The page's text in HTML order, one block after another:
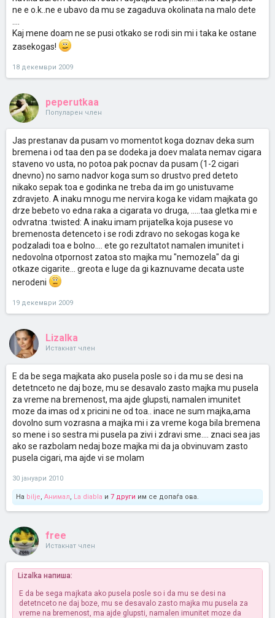
ne e o.k..ne e ubavo da mu se zagaduva okolinata na malo dete
Kaj mene doam ne se pusi otkako se rodi sin mi i taka ke ostane
zasekogas!
18 декември 2009
peperutkaa
Популарен член
Jas prestanav da pusam vo momentot koga doznav deka sum
bremena i od taa den pa se dodeka ja doev malata nemav cigara
staveno vo usta, no potoa pak pocnav da pusam (1-2 cigari
dnevno) no samo nadvor koga sum so drustvo pred deteto
nikako sepak toa e godinka ne treba da im go unistuvame
zdravjeto. A inaku mnogu me nervira koga ke vidam majkata go
drze bebeto vo edna raka a cigarata vo druga, .....taa gletka mi e
odvratna :twisted: A inaku imam prijatelka koja pusese vo
bremenosta detenceto i se rodi zdravo no sekogas koga ke
podzaladi toa e bolno.... ete go rezultatot namalen imunitet i
nedovolna otpornost zatoa sto majka mu "nemozela" da gi
otkaze cigarite... greota e luge da gi kaznuvame decata uste
nerodeni
19 декември 2009
Lizalka
Истакнат член
E da be sega majkata ako pusela posle so i da mu se desi na
detetnceto ne daj boze, mu se desavalo zasto majka mu pusela
za vreme na bremenost, ma ajde glupsti, namalen imunitet
moze da imas od x pricini ne od toa.. inace ne sum majka,ama
dovolno sum vozrasna a majka mi i za vreme koga bila bremena
so mene i so sestra mi pusela pa zivi i zdravi sme.... znaci sea jas
ako se razbolam nedaj boze majka mi da ja obvinuvam zasto
pusela cigari, ma ajde vi se molam
30 јануари 2010
На bilje, Анимал, La diabla и 7 други им се допаѓа ова.
free
Истакнат член
Lizalka напиша:
E da be sega majkata ako pusela posle so i da mu se desi na
detetnceto ne daj boze, mu se desavalo zasto majka mu pusela za
vreme na bremenost, ma ajde glupsti, namalen imunitet moze da